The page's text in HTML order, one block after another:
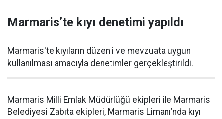
Marmaris’te kıyı denetimi yapıldı
Marmaris'te kıyıların düzenli ve mevzuata uygun
kullanılması amacıyla denetimler gerçekleştirildi.
Marmaris Milli Emlak Müdürlüğü ekipleri ile Marmaris
Belediyesi Zabıta ekipleri, Marmaris Limanı’nda kıyı